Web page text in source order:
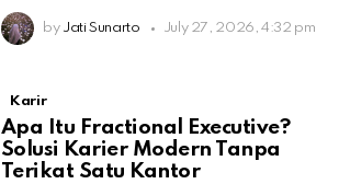
by Jati Sunarto July 27, 2026, 4:32 pm
Karir
Apa Itu Fractional Executive?
Solusi Karier Modern Tanpa
Terikat Satu Kantor